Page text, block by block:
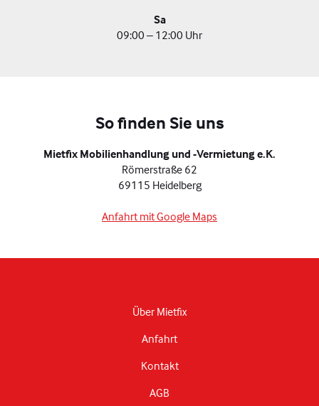
Sa
09:00 – 12:00 Uhr
So finden Sie uns
Mietfix Mobilienhandlung und -Vermietung e.K.
Römerstraße 62
69115 Heidelberg
Anfahrt mit Google Maps
Über Mietfix
Anfahrt
Kontakt
AGB